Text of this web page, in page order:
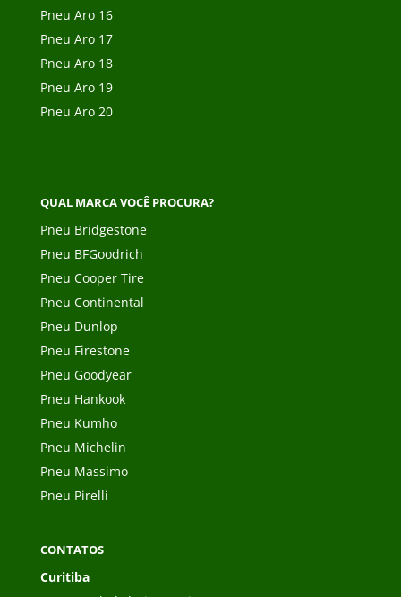
Pneu Aro 16
Pneu Aro 17
Pneu Aro 18
Pneu Aro 19
Pneu Aro 20
QUAL MARCA VOCÊ PROCURA?
Pneu Bridgestone
Pneu BFGoodrich
Pneu Cooper Tire
Pneu Continental
Pneu Dunlop
Pneu Firestone
Pneu Goodyear
Pneu Hankook
Pneu Kumho
Pneu Michelin
Pneu Massimo
Pneu Pirelli
CONTATOS
Curitiba